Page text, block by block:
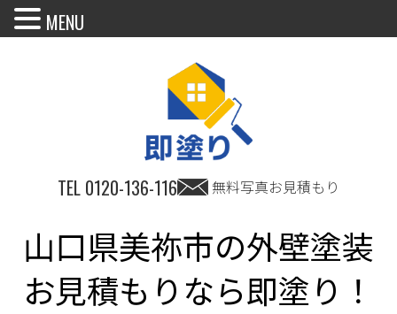
TEL 0120-136-116 無料写真お見積もり
山口県美祢市の外壁塗装
お見積もりなら即塗り！
MENU